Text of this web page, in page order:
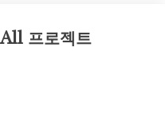
프로젝트